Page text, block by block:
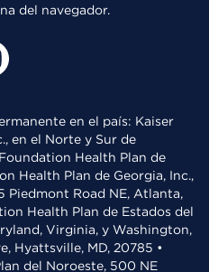
del navegador.
en el país: Kaiser
en el Norte y Sur de
Health Plan de
Health Plan de Georgia, Inc.,
Piedmont Road NE, Atlanta,
Health Plan de Estados del
Virginia, y Washington,
Hyattsville, MD, 20785 •
del Noroeste, 500 NE